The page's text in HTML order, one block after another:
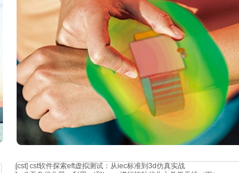
[cst] cst软件探索eft虚拟测试：从iec标准到3d仿真实战